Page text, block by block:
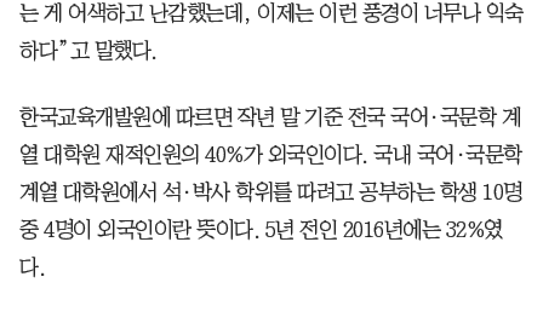
는 게 어색하고 난감했는데, 이제는 이런 풍경이 너무나 익숙
하다”고 말했다.
한국교육개발원에 따르면 작년 말 기준 전국 국어·국문학 계
열 대학원 재적인원의 40%가 외국인이다. 국내 국어·국문학
계열 대학원에서 석·박사 학위를 따려고 공부하는 학생 10명
중 4명이 외국인이란 뜻이다. 5년 전인 2016년에는 32%였
다.